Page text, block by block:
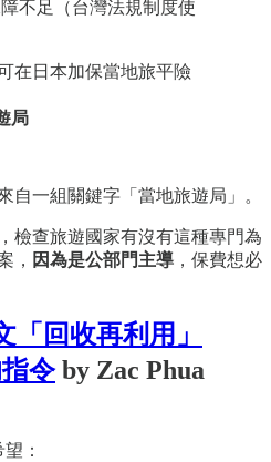
不足（台灣法規制度使
在日本加保當地旅平險
局
自一組關鍵字「當地旅遊局」。
檢查旅遊國家有沒有這種專門為
， 因為是公部門主導 ，保費想必
回收再利用」
令by Zac Phua
：